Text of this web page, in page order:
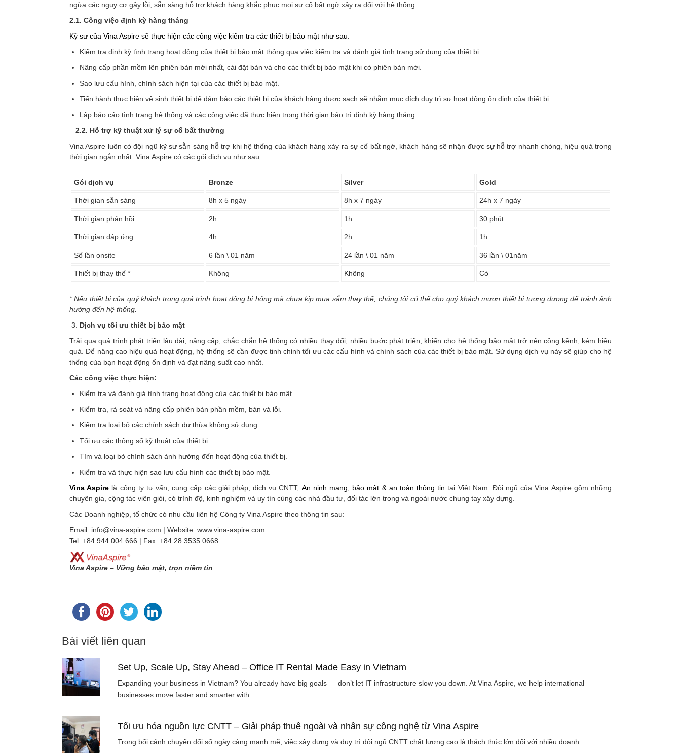
ngừa các nguy cơ gây lỗi, sẵn sàng hỗ trợ khách hàng khắc phục mọi sự cố bất ngờ xảy ra đối với hệ thống.
2.1. Công việc định kỳ hàng tháng
Kỹ sư của Vina Aspire sẽ thực hiện các công việc kiểm tra các thiết bị bảo mật như sau:
Kiểm tra định kỳ tình trạng hoạt động của thiết bị bảo mật thông qua việc kiểm tra và đánh giá tình trạng sử dụng của thiết bị.
Nâng cấp phần mềm lên phiên bản mới nhất, cài đặt bản vá cho các thiết bị bảo mật khi có phiên bản mới.
Sao lưu cấu hình, chính sách hiện tại của các thiết bị bảo mật.
Tiến hành thực hiện vệ sinh thiết bị để đảm bảo các thiết bị của khách hàng được sạch sẽ nhằm mục đích duy trì sự hoạt động ổn định của thiết bị.
Lập báo cáo tình trạng hệ thống và các công việc đã thực hiện trong thời gian bảo trì định kỳ hàng tháng.
2.2. Hỗ trợ kỹ thuật xử lý sự cố bất thường
Vina Aspire luôn có đội ngũ kỹ sư sẵn sàng hỗ trợ khi hệ thống của khách hàng xảy ra sự cố bất ngờ, khách hàng sẽ nhận được sự hỗ trợ nhanh chóng, hiệu quả trong
thời gian ngắn nhất. Vina Aspire có các gói dịch vụ như sau:
Gói dịch vụ Bronze Silver Gold
Thời gian sẵn sàng 8h x 5 ngày 8h x 7 ngày 24h x 7 ngày
Thời gian phản hồi 2h 1h 30 phút
Thời gian đáp ứng 4h 2h 1h
Số lần onsite 6 lần \ 01 năm 24 lần \ 01 năm 36 lần \ 01năm
Thiết bị thay thế * Không Không Có
* Nếu thiết bị của quý khách trong quá trình hoạt động bị hỏng mà chưa kịp mua sắm thay thế, chúng tôi có thể cho quý khách mượn thiết bị tương đương để tránh ảnh
hưởng đến hệ thống.
Dịch vụ tối ưu thiết bị bảo mật
Trải qua quá trình phát triển lâu dài, nâng cấp, chắc chắn hệ thống có nhiều thay đổi, nhiều bước phát triển, khiến cho hệ thống bảo mật trở nên cồng kềnh, kém hiệu
quả. Để nâng cao hiệu quả hoạt động, hệ thống sẽ cần được tinh chỉnh tối ưu các cấu hình và chính sách của các thiết bị bảo mật. Sử dụng dịch vụ này sẽ giúp cho hệ
thống của bạn hoạt động ổn định và đạt nâng suất cao nhất.
Các công việc thực hiện:
Kiểm tra và đánh giá tình trạng hoạt động của các thiết bị bảo mật.
Kiểm tra, rà soát và nâng cấp phiên bản phần mềm, bản vá lỗi.
Kiểm tra loại bỏ các chính sách dư thừa không sử dụng.
Tối ưu các thông số kỹ thuật của thiết bị.
Tìm và loại bỏ chính sách ảnh hưởng đến hoạt động của thiết bị.
Kiểm tra và thực hiện sao lưu cấu hình các thiết bị bảo mật.
Vina Aspire là công ty tư vấn, cung cấp các giải pháp, dịch vụ CNTT, An ninh mạng, bảo mật & an toàn thông tin tại Việt Nam. Đội ngũ của Vina Aspire gồm những
chuyên gia, cộng tác viên giỏi, có trình độ, kinh nghiệm và uy tín cùng các nhà đầu tư, đối tác lớn trong và ngoài nước chung tay xây dựng.
Các Doanh nghiệp, tổ chức có nhu cầu liên hệ Công ty Vina Aspire theo thông tin sau:
Email: info@vina-aspire.com | Website: www.vina-aspire.com
Tel: +84 944 004 666 | Fax: +84 28 3535 0668
Vina Aspire – Vững bảo mật, trọn niềm tin
Bài viết liên quan
Set Up, Scale Up, Stay Ahead – Office IT Rental Made Easy in Vietnam
Expanding your business in Vietnam? You already have big goals — don’t let IT infrastructure slow you down. At Vina Aspire, we help international
businesses move faster and smarter with…
Tối ưu hóa nguồn lực CNTT – Giải pháp thuê ngoài và nhân sự công nghệ từ Vina Aspire
Trong bối cảnh chuyển đổi số ngày càng mạnh mẽ, việc xây dựng và duy trì đội ngũ CNTT chất lượng cao là thách thức lớn đối với nhiều doanh…